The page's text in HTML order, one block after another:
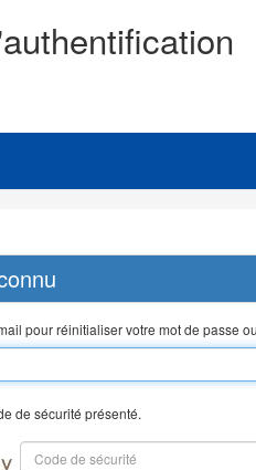
pour réinitialiser votre mot de passe
de sécurité présenté.